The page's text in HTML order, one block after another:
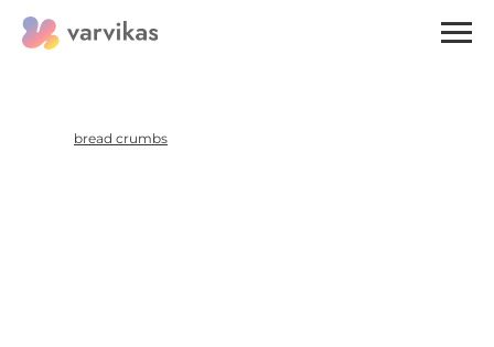
ATGAL
bread crumbs